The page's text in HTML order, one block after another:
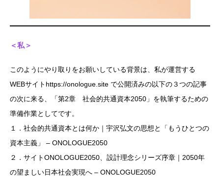
＜私＞
このようにやり取りをお願いしている背景は、私が運営する
WEBサイトhttps://onologue.site で公開済みの以下の３つの記事
の次に来る、「第2章 社会的共通資本2050」を執筆するための
準備作業としてです。
１．社会的共通資本とは何か｜宇沢弘文の思想と「もうひとつの
資本主義」 – ONOLOGUE2050
２．サイトONOLOGUE2050、設計理念シリーズ序章｜2050年
の望ましい日本社会実現へ – ONOLOGUE2050